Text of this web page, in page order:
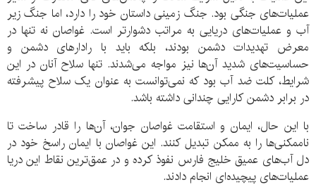
عملیات‌های جنگی بود. جنگ زمینی داستان خود را دارد، اما جنگ زیر
آب و عملیات‌های دریایی به مراتب دشوارتر است. غواصان نه تنها در
معرض تهدیدات دشمن بودند، بلکه باید با رادارهای دشمن و
حساسیت‌های شدید آن‌ها نیز مواجه می‌شدند. تنها سلاح آنان در این
شرایط، کلت ضد آب بود که نمی‌توانست به عنوان یک سلاح پیشرفته
در برابر دشمن کارایی چندانی داشته باشد.
با این حال، ایمان و استقامت غواصان جوان، آن‌ها را قادر ساخت تا
ناممکنی‌ها را به ممکن تبدیل کنند. این غواصان با ایمان راسخ خود در
دل آب‌های عمیق خلیج فارس نفوذ کرده و در عمق‌ترین نقاط این دریا
عملیات‌های پیچیده‌ای انجام دادند.